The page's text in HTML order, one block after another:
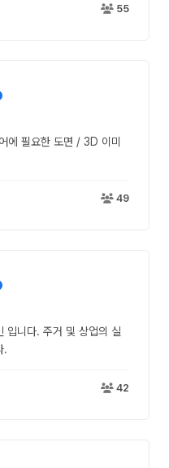
55
에 필요한 도면 / 3D 이미
49
입니다. 주거 및 상업의 실
.
42